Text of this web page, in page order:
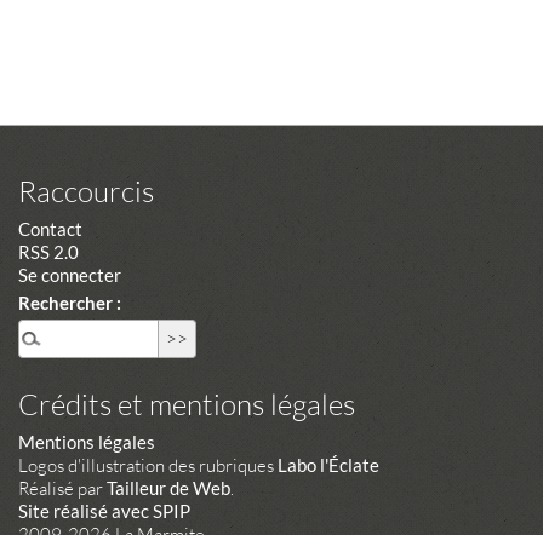
Raccourcis
Contact
RSS 2.0
Se connecter
Rechercher :
Crédits et mentions légales
Mentions légales
Logos d'illustration des rubriques Labo l'Éclate
Réalisé parTailleur de Web.
Site réalisé avec SPIP